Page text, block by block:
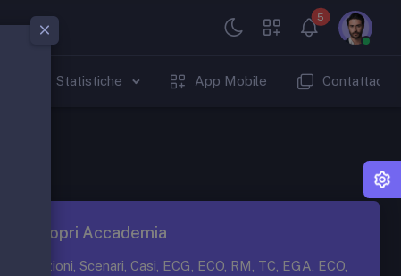
5
Statistiche App Mobile Contattaci
Scopri Accademia
Lezioni, Scenari, Casi, ECG, ECO, RM, TC, EGA, ECO,